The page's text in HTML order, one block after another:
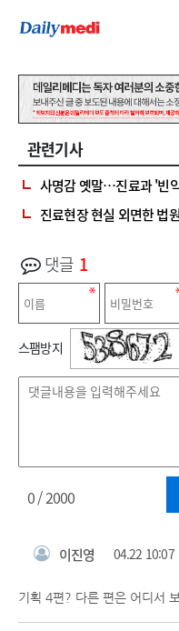
관련기사
사명감 옛말…진료과 '빈
진료현장 현실 외면한 법
댓글 1
스팸방지
0/ 2000
이진영 04.22 10:07
기획 4편? 다른 편은 어디서